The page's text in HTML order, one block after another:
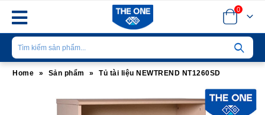
0
Home » Sản phẩm » Tủ tài liệu NEWTREND NT1260SD